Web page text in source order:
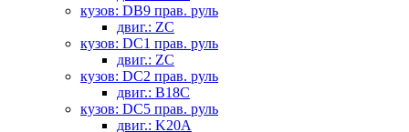
кузов: DB9 прав. руль
двиг.: ZC
кузов: DC1 прав. руль
двиг.: ZC
кузов: DC2 прав. руль
двиг.: B18C
кузов: DC5 прав. руль
двиг.: K20A